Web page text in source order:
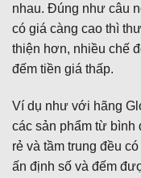
nhau. Đúng như câu
có giá càng cao thì
thiện hơn, nhiều chế
đếm tiền giá thấp.
Ví dụ như với hãng
các sản phẩm từ bình
rẻ và tầm trung đều
ấn định số và đếm